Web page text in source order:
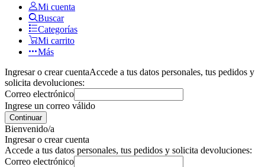
Mi cuenta
Buscar
Categorías
Mi carrito
Más
Ingresar o crear cuentaAccede a tus datos personales, tus pedidos y
solicita devoluciones:
Correo electrónico
Ingrese un correo válido
Continuar
Bienvenido/a
Ingresar o crear cuenta
Accede a tus datos personales, tus pedidos y solicita devoluciones:
Correo electrónico